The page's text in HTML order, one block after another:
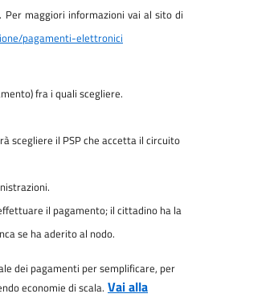
Per maggiori informazioni vai al sito di
pagamenti-elettronici
fra i quali scegliere.
scegliere il PSP che accetta il circuito
il pagamento; il cittadino ha la
se ha aderito al nodo.
dei pagamenti per semplificare, per
economie di scala. Vai alla